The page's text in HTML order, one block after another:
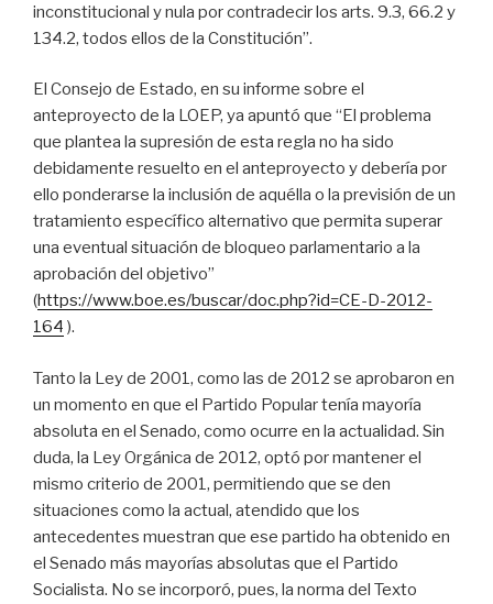
inconstitucional y nula por contradecir los arts. 9.3, 66.2 y
134.2, todos ellos de la Constitución”.
El Consejo de Estado, en su informe sobre el
anteproyecto de la LOEP, ya apuntó que “El problema
que plantea la supresión de esta regla no ha sido
debidamente resuelto en el anteproyecto y debería por
ello ponderarse la inclusión de aquélla o la previsión de un
tratamiento específico alternativo que permita superar
una eventual situación de bloqueo parlamentario a la
aprobación del objetivo”
(https://www.boe.es/buscar/doc.php?id=CE-D-2012-
164 ).
Tanto la Ley de 2001, como las de 2012 se aprobaron en
un momento en que el Partido Popular tenía mayoría
absoluta en el Senado, como ocurre en la actualidad. Sin
duda, la Ley Orgánica de 2012, optó por mantener el
mismo criterio de 2001, permitiendo que se den
situaciones como la actual, atendido que los
antecedentes muestran que ese partido ha obtenido en
el Senado más mayorías absolutas que el Partido
Socialista. No se incorporó, pues, la norma del Texto